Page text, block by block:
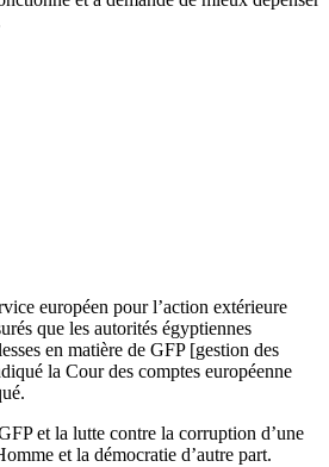
européen pour l’action extérieure
que les autorités égyptiennes
en matière de GFP [gestion des
la Cour des comptes européenne
et la lutte contre la corruption d’une
et la démocratie d’autre part.